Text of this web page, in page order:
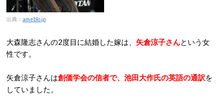
出典： ameblo.jp
大森隆志さんの2度目に結婚した嫁は、 矢倉涼子さんという女
性です。
矢倉涼子さんは創価学会の信者で、池田大作氏の英語の通訳を
していました。